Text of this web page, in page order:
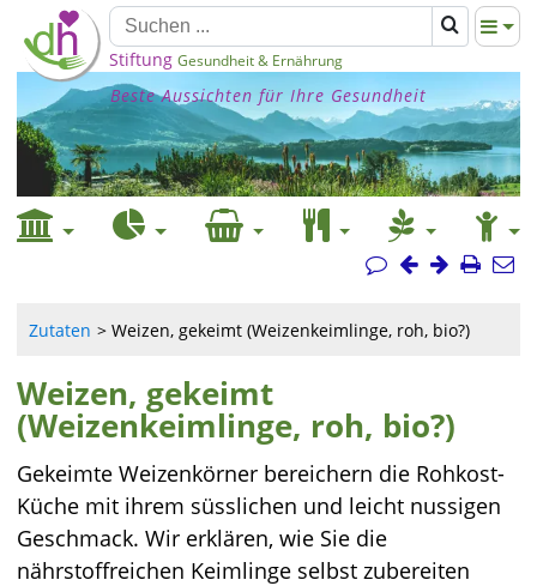
Stiftung Gesundheit & Ernährung
Beste Aussichten für Ihre Gesundheit
Zutaten Weizen, gekeimt (Weizenkeimlinge, roh, bio?)
Weizen, gekeimt
(Weizenkeimlinge, roh, bio?)
Gekeimte Weizenkörner bereichern die Rohkost-
Küche mit ihrem süsslichen und leicht nussigen
Geschmack. Wir erklären, wie Sie die
nährstoffreichen Keimlinge selbst zubereiten